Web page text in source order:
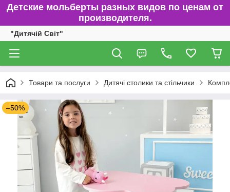
Детские мольберты разных видов по ценам от
производителя.
"Дитячій Світ"
Товари та послуги Дитячі столики та стільчики
–50%